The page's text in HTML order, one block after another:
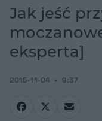
moczanowej? [Porada
Jak jeść
eksperta]
2015-11-04 9:37